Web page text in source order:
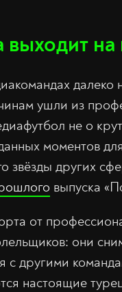
на
ушли из
не о
моментов
звёзды других
выпуска
от
они
с другими
настоящие